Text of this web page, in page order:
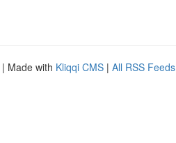
| Made with Kliqqi CMS | All RSS Feeds